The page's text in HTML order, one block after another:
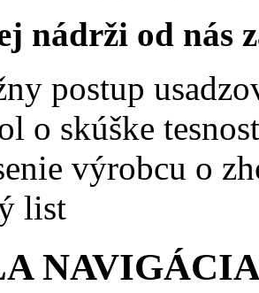
nádrži od nás
postup
o skúške
výrobcu o
list